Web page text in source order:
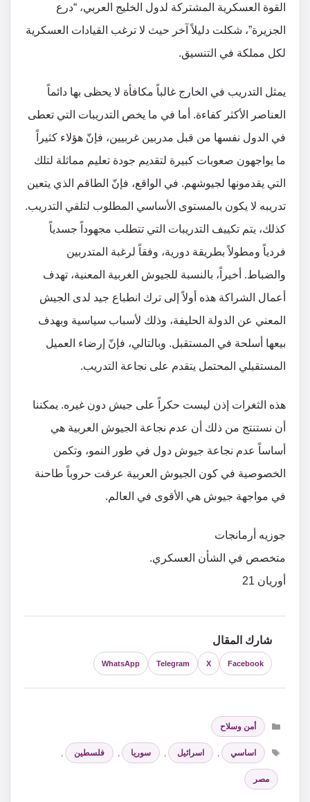
القوة العسكرية المشتركة لدول الخليج العربي، “درع
الجزيرة”، شكلت دليلاً آخر حيث لا ترغب القيادات العسكرية
لكل مملكة في التنسيق.
يمثل التدريب في الخارج غالباً مكافأة لا يحظى بها دائماً
العناصر الأكثر كفاءة. أما في ما يخص التدريبات التي تعطى
في الدول نفسها من قبل مدربين غربيين، فإنّ هؤلاء كثيراً
ما يواجهون صعوبات كبيرة لتقديم جودة تعليم مماثلة لتلك
التي يقدمونها لجيوشهم. في الواقع، فإنّ الطاقم الذي يتعين
تدريبه لا يكون بالمستوى الأساسي المطلوب لتلقي التدريب.
كذلك، يتم تكييف التدريبات التي تتطلب مجهوداً جسدياً
فردياً ومطولاً بطريقة دورية، وفقاً لرغبة المتدربين
والضباط. أخيراً، بالنسبة للجيوش الغربية المعنية، تهدف
أعمال الشراكة هذه أولاً إلى ترك انطباع جيد لدى الجيش
المعني عن الدولة الحليفة، وذلك لأسباب سياسية وبهدف
بيعها أسلحة في المستقبل. وبالتالي، فإنّ إرضاء العميل
المستقبلي المحتمل يتقدم على نجاعة التدريب.
هذه الثغرات إذن ليست حكراً على جيش دون غيره. يمكننا
أن نستنتج من ذلك أن عدم نجاعة الجيوش العربية هي
أساساً عدم نجاعة جيوش دول في طور النمو، وتكمن
الخصوصية في كون الجيوش العربية عرفت حروباً طاحنة
في مواجهة جيوش هي الأقوى في العالم.
جوزيه أرمانجات
متخصص في الشأن العسكري.
أوريان 21
شارك المقال
Facebook
X
Telegram
WhatsApp
التصنيفات
أمن وسلاح
الوسوم
اساسي , اسرائيل , سوريا , فلسطين ,
مصر